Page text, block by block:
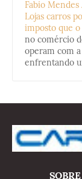
Fabio Mendes
Lojas carros
imposto que
no comércio
operam com
enfrentando